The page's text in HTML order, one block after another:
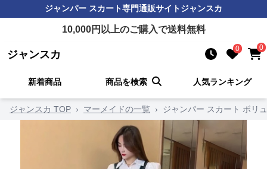
ジャンパー スカート専門通販サイトジャンスカ
10,000円以上のご購入で送料無料
ジャンスカ 0 0
新着商品 商品を検索 人気ランキング
ジャンスカ TOP › マーメイドの一覧 › ジャンパー スカート ボリ